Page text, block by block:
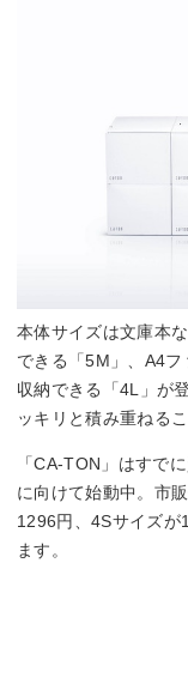
本体サイズは文庫本
できる「5M」、A4
収納できる「4L」が
ッキリと積み重ねる
「CA-TON」はすで
に向けて始動中。市
1296円、4Sサイズ
ます。